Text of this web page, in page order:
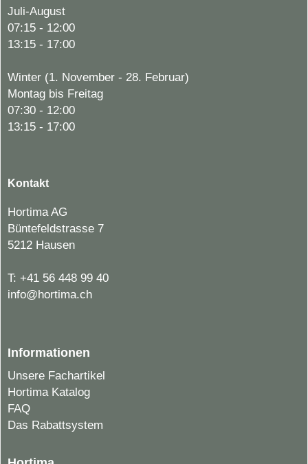
Juli-August
07:15 - 12:00
13:15 - 17:00
Winter (1. November - 28. Februar)
Montag bis Freitag
07:30 - 12:00
13:15 - 17:00
Kontakt
Hortima AG
Büntefeldstrasse 7
5212 Hausen
T: +41 56 448 99 40
info@hortima.ch
Informationen
Unsere Fachartikel
Hortima Katalog
FAQ
Das Rabattsystem